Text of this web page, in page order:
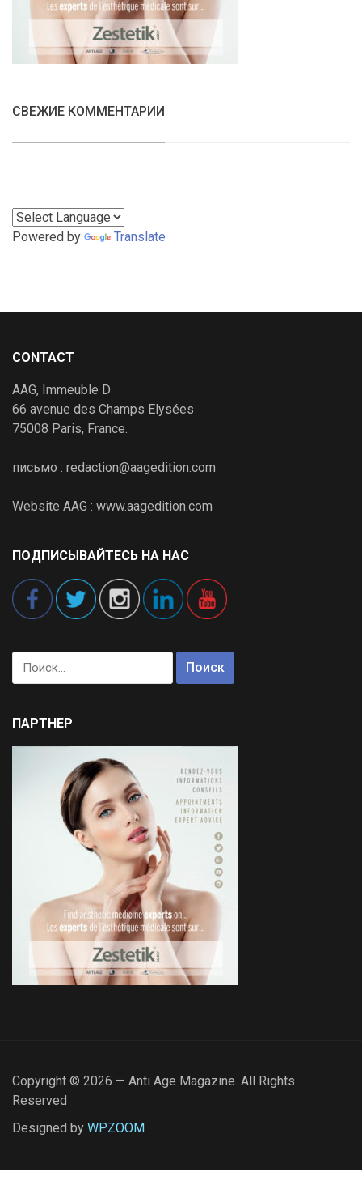
СВЕЖИЕ КОММЕНТАРИИ
Powered by Translate
CONTACT
AAG, Immeuble D
66 avenue des Champs Elysées
75008 Paris, France.
письмо : redaction@aagedition.com
Website AAG : www.aagedition.com
ПОДПИСЫВАЙТЕСЬ НА НАС
Найти:
ПАРТНЕР
Copyright © 2026 — Anti Age Magazine. All Rights
Reserved
Designed by WPZOOM